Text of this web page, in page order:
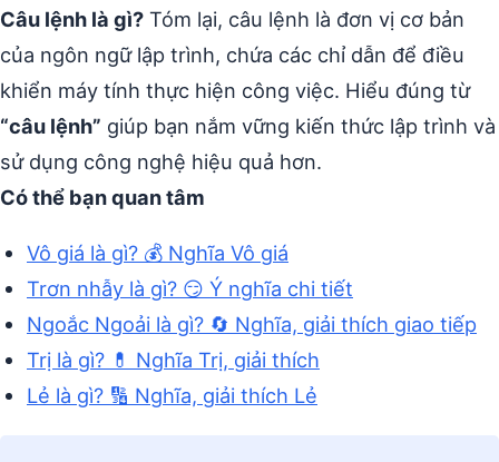
Câu lệnh là gì? Tóm lại, câu lệnh là đơn vị cơ bản
của ngôn ngữ lập trình, chứa các chỉ dẫn để điều
khiển máy tính thực hiện công việc. Hiểu đúng từ
“câu lệnh” giúp bạn nắm vững kiến thức lập trình và
sử dụng công nghệ hiệu quả hơn.
Có thể bạn quan tâm
Vô giá là gì? 💰 Nghĩa Vô giá
Trơn nhẫy là gì? 😏 Ý nghĩa chi tiết
Ngoắc Ngoải là gì? 🔄 Nghĩa, giải thích giao tiếp
Trị là gì? 💊 Nghĩa Trị, giải thích
Lẻ là gì? 🔢 Nghĩa, giải thích Lẻ